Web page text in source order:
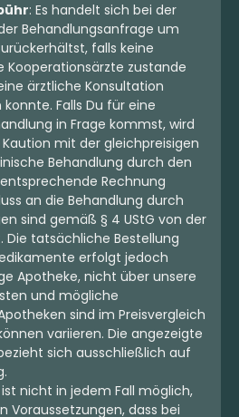
: Es handelt sich bei der
Behandlungsanfrage um
falls keine
Kooperationsärzte zustande
ärztliche Konsultation
Falls Du für eine
in Frage kommst, wird
mit der gleichpreisigen
Behandlung durch den
Rechnung
an die Behandlung durch
sind gemäß § 4 UStG von der
Die tatsächliche Bestellung
erfolgt jedoch
Apotheke, nicht über unsere
und mögliche
sind im Preisvergleich
variieren. Die angezeigte
sich ausschließlich auf
nicht in jedem Fall möglich,
Voraussetzungen, dass bei